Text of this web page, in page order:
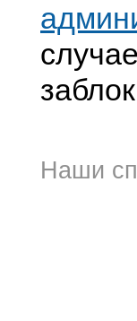
Наши